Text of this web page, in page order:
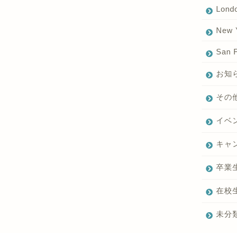
New
San
お知
その
イベ
キャ
卒業
在校
未分